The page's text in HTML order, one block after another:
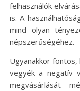
felhasználók
is. A
mind olyan
népszerűségéhez.
Ugyanakkor
vegyék a negatív
megvásárlását